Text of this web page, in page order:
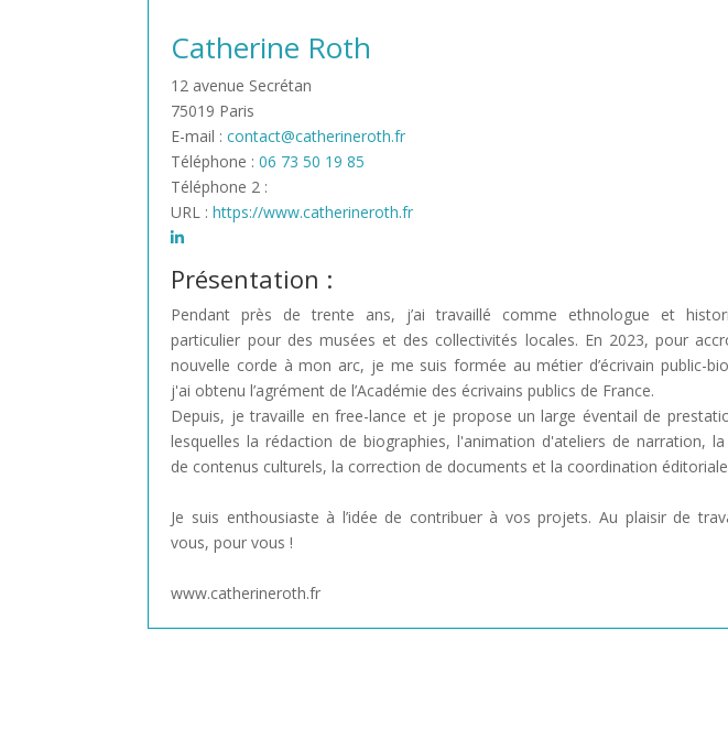
Catherine Roth
12 avenue Secrétan
75019 Paris
E-mail :contact@catherineroth.fr
Téléphone :06 73 50 19 85
Téléphone 2 :
URL :https://www.catherineroth.fr
Présentation :
Pendant près de trente ans, j’ai travaillé comme ethnologue et
particulier pour des musées et des collectivités locales. En 2023, pour
nouvelle corde à mon arc, je me suis formée au métier d’écrivain public-
j'ai obtenu l’agrément de l’Académie des écrivains publics de France.
Depuis, je travaille en free-lance et je propose un large éventail de
lesquelles la rédaction de biographies, l'animation d'ateliers de narration,
de contenus culturels, la correction de documents et la coordination
Je suis enthousiaste à l’idée de contribuer à vos projets. Au plaisir de
vous, pour vous !
www.catherineroth.fr